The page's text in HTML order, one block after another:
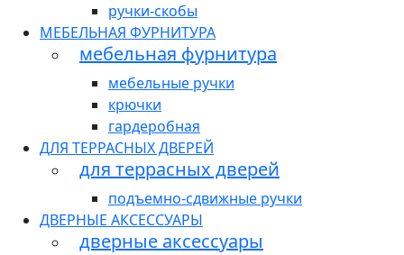
ручки-скобы
МЕБЕЛЬНАЯ ФУРНИТУРА
мебельная фурнитура
мебельные ручки
крючки
гардеробная
ДЛЯ ТЕРРАСНЫХ ДВЕРЕЙ
для террасных дверей
подъемно-сдвижные ручки
ДВЕРНЫЕ АКСЕССУАРЫ
дверные аксессуары